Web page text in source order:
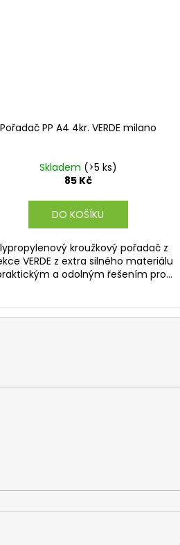
Pořadač PP A4 4kr. VERDE milano
Skladem (>5 ks)
85 Kč
DO KOŠÍKU
kroužkový pořadač z
VERDE z extra silného materiálu
a odolným řešením pro...